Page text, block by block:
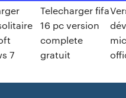
7
Telecharger fifa
16 pc version
complete
gratuit